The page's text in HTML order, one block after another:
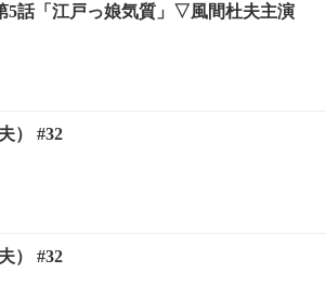
「江戸っ娘気質」▽風間杜夫主演
） #32
） #32